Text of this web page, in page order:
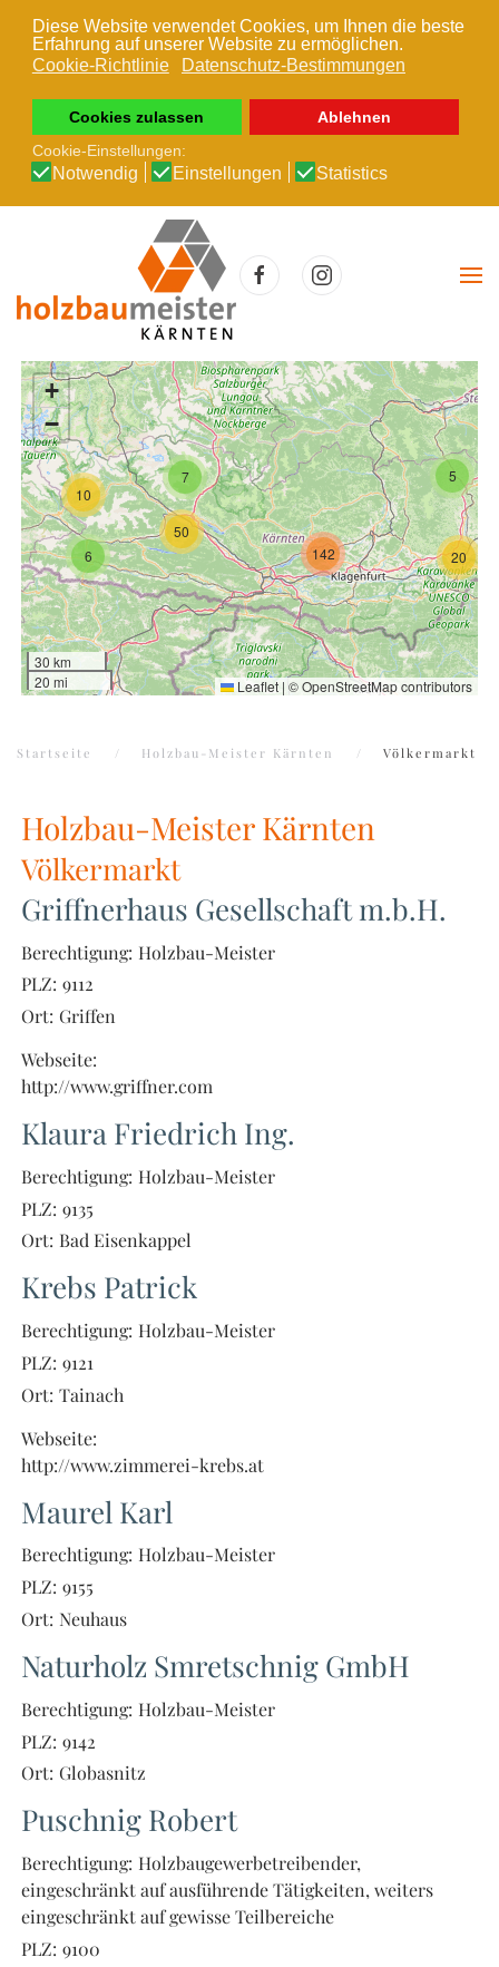
Diese Website verwendet Cookies, um Ihnen die beste
Erfahrung auf unserer Website zu ermöglichen.
Cookie-Richtlinie
Datenschutz-Bestimmungen
Cookies zulassen
Ablehnen
Cookie-Einstellungen:
Notwendig Einstellungen Statistics
Zum Hauptinhalt springen
10
6
5
20
7
50
142
+
−
30 km
20 mi
Leaflet | ©OpenStreetMapcontributors
Startseite Holzbau-Meister Kärnten Völkermarkt
Holzbau-Meister Kärnten
Völkermarkt
Griffnerhaus Gesellschaft m.b.H.
Berechtigung: Holzbau-Meister
PLZ: 9112
Ort: Griffen
Webseite:
http://www.griffner.com
Klaura Friedrich Ing.
Berechtigung: Holzbau-Meister
PLZ: 9135
Ort: Bad Eisenkappel
Krebs Patrick
Berechtigung: Holzbau-Meister
PLZ: 9121
Ort: Tainach
Webseite:
http://www.zimmerei-krebs.at
Maurel Karl
Berechtigung: Holzbau-Meister
PLZ: 9155
Ort: Neuhaus
Naturholz Smretschnig GmbH
Berechtigung: Holzbau-Meister
PLZ: 9142
Ort: Globasnitz
Puschnig Robert
Berechtigung: Holzbaugewerbetreibender,
eingeschränkt auf ausführende Tätigkeiten, weiters
eingeschränkt auf gewisse Teilbereiche
PLZ: 9100